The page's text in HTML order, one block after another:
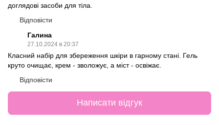
доглядові засоби для тіла.
Відповісти
Галина
27.10.2024 в 20:37
Класний набір для збереження шкіри в гарному стані. Гель
круто очищає, крем - зволожує, а міст - освіжає.
Відповісти
Написати відгук